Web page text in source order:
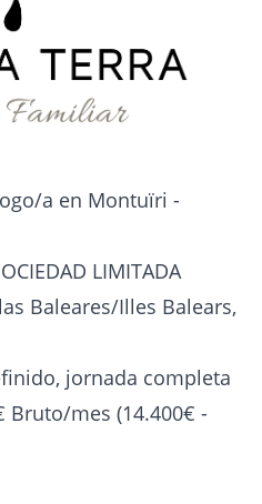
a en Montuïri -
LIMITADA
Baleares/Illes Balears,
jornada completa
Bruto/mes (14.400€ -